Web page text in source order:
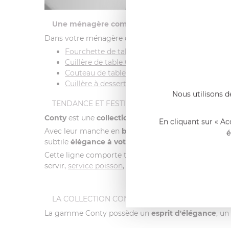
Une ménagère complète
Dans votre ménagère découvrez:
Fourchette de table Conty bois noir
Cuillère de table Conty bois noir
Couteau de table Conty bois noir
Cuillère à dessert Conty bois noir
TENDANCE ET FESTIVE
Contyest une collection de couvertspolyvalente
Avec leur manche en bois , le haut de couvert
subtile élégance à votre table !
Cette ligne comporte tous les couverts :
,
servir, service poisson, louche à potage,
LA COLLECTION CONTY
La gamme Conty possède un esprit d'élégance,
Nous utilisons
En cliquant sur «